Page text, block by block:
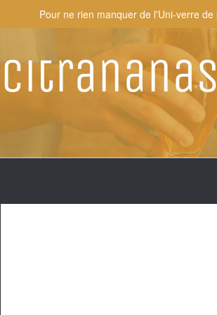
Citrananas
Pour ne rien manquer de l'Uni-verre de